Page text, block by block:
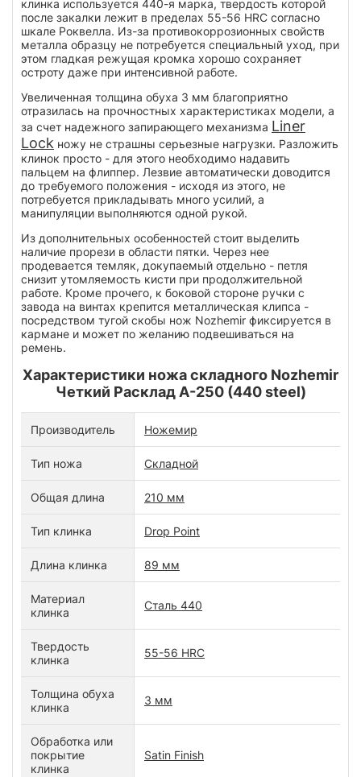
клинка используется 440-я марка, твердость которой
после закалки лежит в пределах 55-56 HRC согласно
шкале Роквелла. Из-за противокоррозионных свойств
металла образцу не потребуется специальный уход, при
этом гладкая режущая кромка хорошо сохраняет
остроту даже при интенсивной работе.
Увеличенная толщина обуха 3 мм благоприятно
отразилась на прочностных характеристиках модели, а
за счет надежного запирающего механизма Liner
Lock ножу не страшны серьезные нагрузки. Разложить
клинок просто - для этого необходимо надавить
пальцем на флиппер. Лезвие автоматически доводится
до требуемого положения - исходя из этого, не
потребуется прикладывать много усилий, а
манипуляции выполняются одной рукой.
Из дополнительных особенностей стоит выделить
наличие прорези в области пятки. Через нее
продевается темляк, докупаемый отдельно - петля
снизит утомляемость кисти при продолжительной
работе. Кроме прочего, к боковой стороне ручки с
завода на винтах крепится металлическая клипса -
посредством тугой скобы нож Nozhemir фиксируется в
кармане и может по желанию подвешиваться на
ремень.
Характеристики ножа складного Nozhemir
Четкий Расклад A-250 (440 steel)
Производитель Ножемир
Тип ножа Складной
Общая длина 210 мм
Тип клинка Drop Point
Длина клинка 89 мм
Материал
клинка
Сталь 440
Твердость
клинка
55-56 HRC
Толщина обуха
клинка
3 мм
Обработка или
покрытие
клинка
Satin Finish